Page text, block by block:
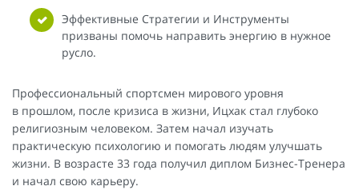
Эффективные Стратегии и Инструменты
призваны помочь направить энергию в нужное
русло.
Профессиональный спортсмен мирового уровня
в прошлом, после кризиса в жизни, Ицхак стал глубоко
религиозным человеком. Затем начал изучать
практическую психологию и помогать людям улучшать
жизни. В возрасте 33 года получил диплом Бизнес-Тренера
и начал свою карьеру.